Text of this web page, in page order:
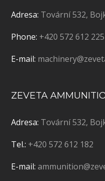
Adresa: Tovární 532,
Phone: +420 572 612 225
E-mail:
ZEVETA
Adresa: Tovární 532,
Tel.: +420 572 612 182
E-mail: